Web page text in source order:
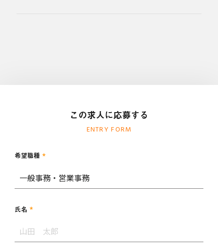
この求人に応募する
ENTRY FORM
希望職種 *
氏名 *